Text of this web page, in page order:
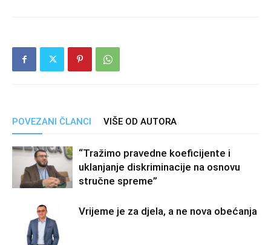
POVEZANI ČLANCI VIŠE OD AUTORA
“Tražimo pravedne koeficijente i
uklanjanje diskriminacije na osnovu
stručne spreme”
Vrijeme je za djela, a ne nova obećanja